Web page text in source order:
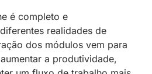
é completo e
realidades de
dos módulos vem para
a produtividade,